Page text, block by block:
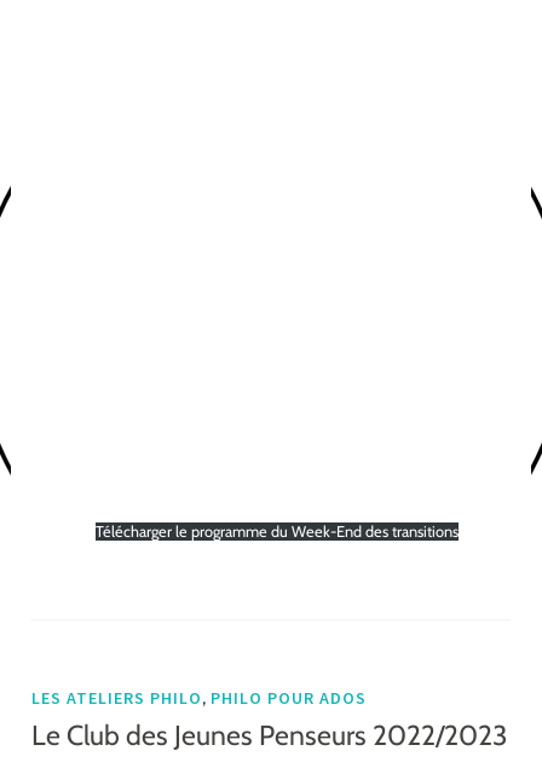
Télécharger le programme du Week-End des transitions
LES ATELIERS PHILO, PHILO POUR ADOS
Le Club des Jeunes Penseurs 2022/2023